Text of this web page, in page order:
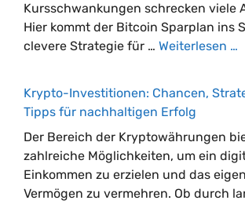
Kursschwankungen schrecken viele
Hier kommt der Bitcoin Sparplan ins
clevere Strategie für … Weiterlesen …
Krypto-Investitionen: Chancen,
Tipps für nachhaltigen Erfolg
Der Bereich der Kryptowährungen
zahlreiche Möglichkeiten, um ein
Einkommen zu erzielen und das
Vermögen zu vermehren. Ob durch